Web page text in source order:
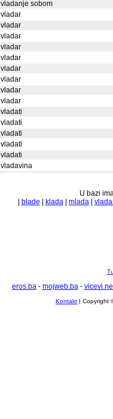
vladanje sobom
vladar
vladar
vladar
vladar
vladar
vladar
vladar
vladar
vladar
vladati
vladati
vladati
vladati
vladati
vladavina
U bazi
blade klada| mlada|
eros.ba- mojweb.ba-
Kontakt | Copyright